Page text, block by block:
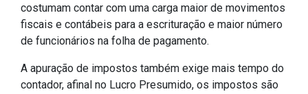
costumam contar com uma carga maior de movimentos
fiscais e contábeis para a escrituração e maior número
de funcionários na folha de pagamento.
A apuração de impostos também exige mais tempo do
contador, afinal no Lucro Presumido, os impostos são